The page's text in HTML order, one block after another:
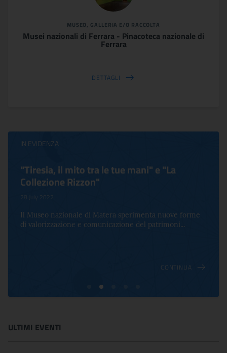
MUSEO, GALLERIA E/O RACCOLTA
Musei nazionali di Ferrara - Pinacoteca nazionale di
Ferrara
DETTAGLI
IN EVIDENZA
"Tiresia, il mito tra le tue mani" e "La
Collezione Rizzon"
28 July 2022
Il Museo nazionale di Matera sperimenta nuove forme
di valorizzazione e comunicazione del patrimoni...
CONTINUA
ULTIMI EVENTI